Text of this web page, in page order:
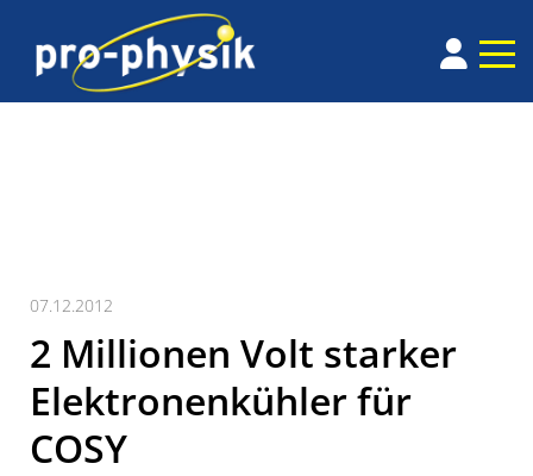
07.12.2012
2 Millionen Volt starker
Elektronenkühler für
COSY